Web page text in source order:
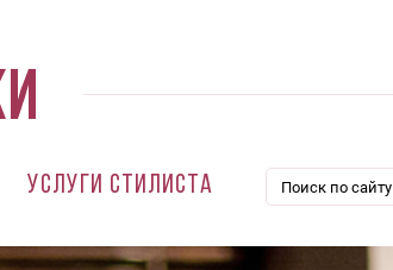
Услуги стилиста